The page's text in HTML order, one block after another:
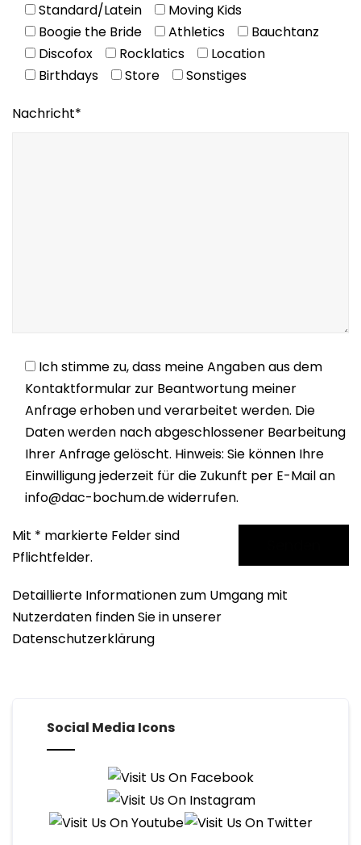
Standard/Latein
Moving Kids
Boogie the Bride
Athletics
Bauchtanz
Discofox
Rocklatics
Location
Birthdays
Store Sonstiges
Nachricht*
Ich stimme zu, dass meine Angaben aus dem
Kontaktformular zur Beantwortung meiner
Anfrage erhoben und verarbeitet werden. Die
Daten werden nach abgeschlossener Bearbeitung
Ihrer Anfrage gelöscht. Hinweis: Sie können Ihre
Einwilligung jederzeit für die Zukunft per E-Mail an
info@dac-bochum.de widerrufen.
Mit * markierte Felder sind
Pflichtfelder.
Detaillierte Informationen zum Umgang mit
Nutzerdaten finden Sie in unserer
Datenschutzerklärung
Social Media Icons